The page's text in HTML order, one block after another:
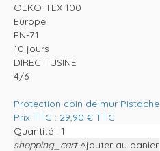
OEKO-TEX 100
Europe
EN-71
10 jours
DIRECT USINE
4/6
Protection coin de mur Pistache
Prix TTC : 29,90 € TTC
Quantité :
shopping_cart Ajouter au panier